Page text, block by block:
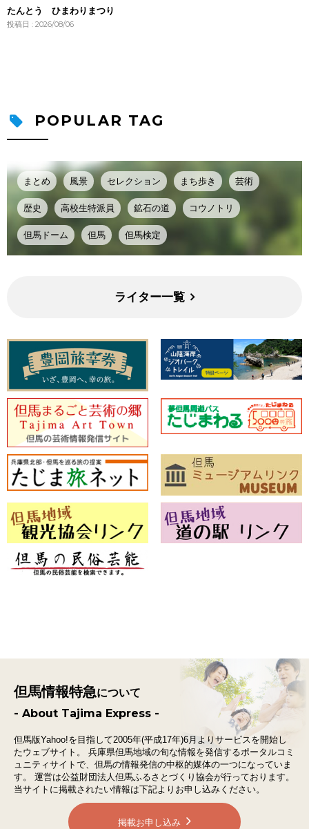
たんとう ひまわりまつり
投稿日 : 2026/08/06
POPULAR TAG
まとめ 風景 セレクション まち歩き 芸術
歴史 高校生特派員 鉱石の道 コウノトリ
但馬ドーム 但馬 但馬検定
ライター一覧
但馬情報特急について
- About Tajima Express -
但馬版Yahoo!を目指して2005年(平成17年)6月よりサービスを開始し
たウェブサイト。
兵庫県但馬地域の旬な情報を発信するポータルコミ
ュニティサイトで、 但馬の情報発信の中枢的媒体の一つになっていま
す。
運営は公益財団法人但馬ふるさとづくり協会が行っております。
当サイトに掲載されたい情報は下記よりお申し込みください。
掲載お申し込み